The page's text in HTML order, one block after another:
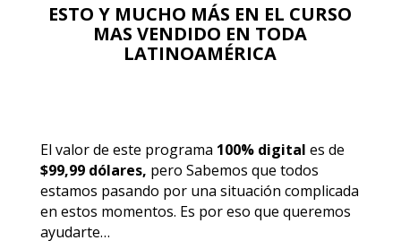
ESTO Y MUCHO MÁS EN EL CURSO
MAS VENDIDO EN TODA
LATINOAMÉRICA
El valor de este programa 100% digital es de
$99,99 dólares, pero Sabemos que todos
estamos pasando por una situación complicada
en estos momentos. Es por eso que queremos
ayudarte…